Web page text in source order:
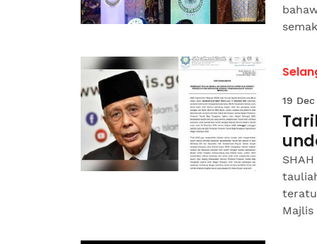
19
Majlis